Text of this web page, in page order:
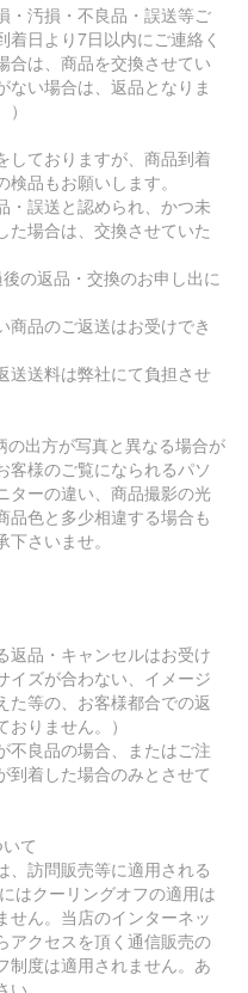
・汚損・不良品・誤送等ご
着日より7日以内にご連絡く
合は、商品を交換させてい
ない場合は、返品となりま
しておりますが、商品到着
品もお願いします。
・誤送と認められ、かつ未
た場合は、交換させていた
の返品・交換のお申し出に
商品のご返送はお受けでき
送送料は弊社にて負担させ
の出方が写真と異なる場合が
客様のご覧になられるパソ
ターの違い、商品撮影の光
品色と多少相違する場合も
さいませ。
返品・キャンセルはお受け
イズが合わない、イメージ
た等の、お客様都合での返
りません。）
不良品の場合、またはご注
到着した場合のみとさせて
て
、訪問販売等に適用される
はクーリングオフの適用は
せん。当店のインターネッ
アクセスを頂く通信販売の
制度は適用されません。あ
。